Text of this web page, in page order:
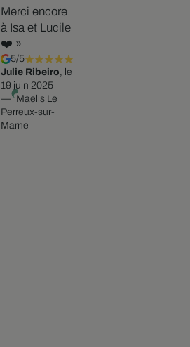
Merci encore
à Isa et Lucile
❤️ »
5/5
Julie Ribeiro, le
19 juin 2025
— Maelis Le
Perreux-sur-
Marne